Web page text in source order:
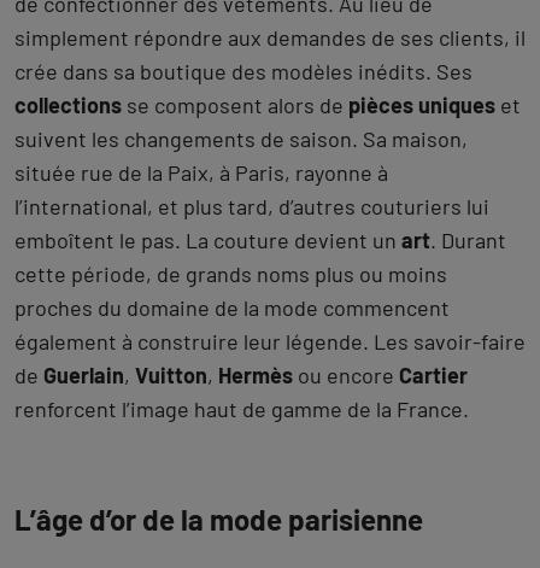
simplement répondre aux demandes de ses clients, il
crée dans sa boutique des modèles inédits. Ses
collections se composent alors de pièces uniques et
suivent les changements de saison. Sa maison,
située rue de la Paix, à Paris, rayonne à
l’international, et plus tard, d’autres couturiers lui
emboîtent le pas. La couture devient un art. Durant
cette période, de grands noms plus ou moins
proches du domaine de la mode commencent
également à construire leur légende. Les savoir-faire
de Guerlain, Vuitton, Hermès ou encore Cartier
renforcent l’image haut de gamme de la France.
L’âge d’or de la mode parisienne